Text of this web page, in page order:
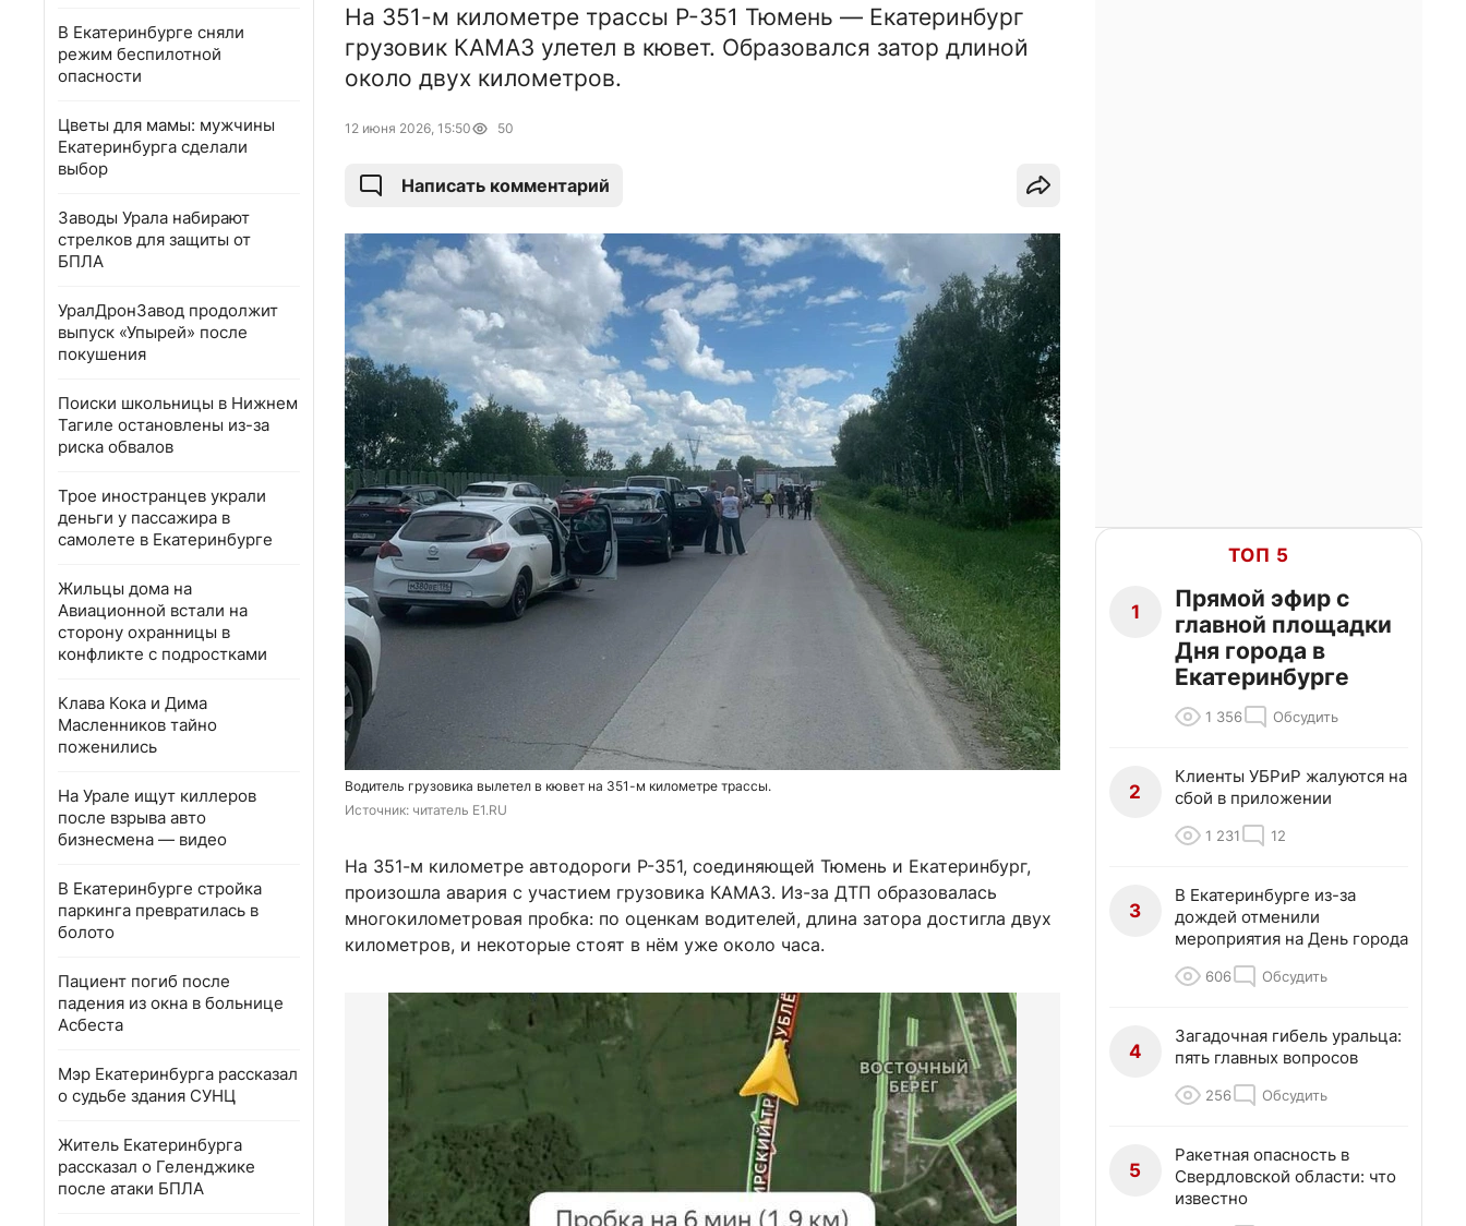
В Екатеринбурге сняли
режим беспилотной
опасности
Цветы для мамы: мужчины
Екатеринбурга сделали
выбор
Заводы Урала набирают
стрелков для защиты от
БПЛА
УралДронЗавод продолжит
выпуск «Упырей» после
покушения
Поиски школьницы в Нижнем
Тагиле остановлены из-за
риска обвалов
Трое иностранцев украли
деньги у пассажира в
самолете в Екатеринбурге
Жильцы дома на
Авиационной встали на
сторону охранницы в
конфликте с подростками
Клава Кока и Дима
Масленников тайно
поженились
На Урале ищут киллеров
после взрыва авто
бизнесмена — видео
В Екатеринбурге стройка
паркинга превратилась в
болото
Пациент погиб после
падения из окна в больнице
Асбеста
Мэр Екатеринбурга рассказал
о судьбе здания СУНЦ
Житель Екатеринбурга
рассказал о Геленджике
после атаки БПЛА
На 351-м километре трассы Р-351 Тюмень — Екатеринбург
грузовик КАМАЗ улетел в кювет. Образовался затор длиной
около двух километров.
12 июня 2026, 15:50 50
Написать комментарий
Водитель грузовика вылетел в кювет на 351-м километре трассы.
Источник: читатель E1.RU
На 351-м километре автодороги Р-351, соединяющей Тюмень и Екатеринбург,
произошла авария с участием грузовика КАМАЗ. Из-за ДТП образовалась
многокилометровая пробка: по оценкам водителей, длина затора достигла двух
километров, и некоторые стоят в нём уже около часа.
ТОП 5
1
Прямой эфир с
главной площадки
Дня города в
Екатеринбурге
1 356 Обсудить
2
Клиенты УБРиР жалуются на
сбой в приложении
1 231 12
3
В Екатеринбурге из-за
дождей отменили
мероприятия на День города
606 Обсудить
4
Загадочная гибель уральца:
пять главных вопросов
256 Обсудить
5
Ракетная опасность в
Свердловской области: что
известно